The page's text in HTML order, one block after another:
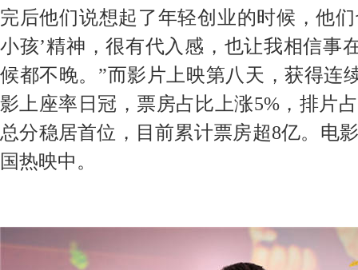
完后他们说想起了年轻创业的时候，他
小孩’精神，很有代入感，也让我相信事
候都不晚。 ”而影片上映第八天，获得连
影上座率日冠，票房占比上涨5%，排片
总分稳居首位，目前累计票房超8亿。 电
国热映中。